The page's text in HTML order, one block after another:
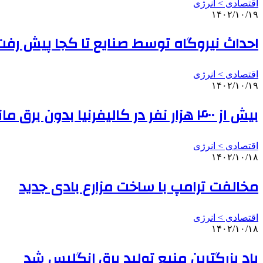
اقتصادی > انرژی
۱۴۰۲/۱۰/۱۹
احداث نیروگاه توسط صنایع تا کجا پیش
اقتصادی > انرژی
۱۴۰۲/۱۰/۱۹
بیش از ۴۰۰ هزار نفر در کالیفرنیا بدون برق ماندند
اقتصادی > انرژی
۱۴۰۲/۱۰/۱۸
مخالفت ترامپ با ساخت مزارع بادی جدید
اقتصادی > انرژی
۱۴۰۲/۱۰/۱۸